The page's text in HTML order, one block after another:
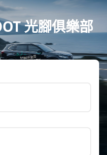
光腳俱樂部